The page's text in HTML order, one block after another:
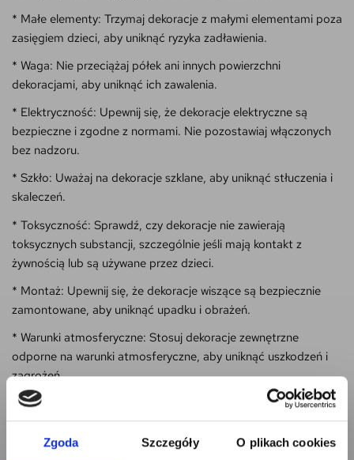
Zgoda Szczegóły O plikach cookies
* Małe elementy: Trzymaj dekoracje z małymi elementami poza
zasięgiem dzieci, aby uniknąć ryzyka zadławienia.
* Waga: Nie przeciążaj półek ani innych powierzchni
dekoracjami, aby uniknąć ich zawalenia.
* Elektryczność: Upewnij się, że dekoracje elektryczne są
bezpieczne i zgodne z normami. Nie pozostawiaj włączonych
bez nadzoru.
* Szkło: Uważaj na dekoracje szklane, aby uniknąć stłuczenia i
skaleczeń.
* Toksyczność: Sprawdź, czy dekoracje nie zawierają
toksycznych substancji, szczególnie jeśli mają kontakt z
żywnością lub są używane przez dzieci.
* Montaż: Upewnij się, że dekoracje wiszące są bezpiecznie
zamontowane, aby uniknąć upadku i obrażeń.
* Warunki atmosferyczne: Stosuj dekoracje zewnętrzne
odporne na warunki atmosferyczne, aby uniknąć uszkodzeń i
zagrożeń.
* Przechowywanie: Przechowuj dekoracje w suchym i
bezpiecznym miejscu, aby zapobiec uszkodzeniom i
zagrożeniom.